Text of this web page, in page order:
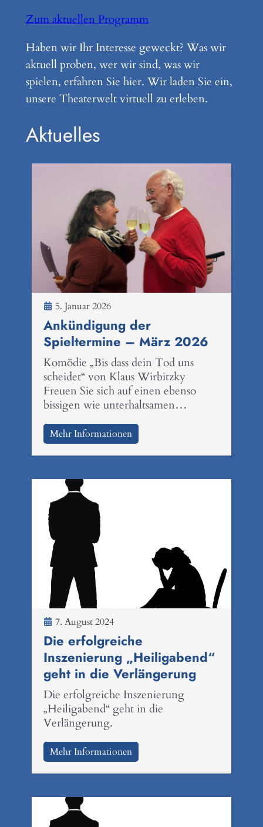
Zum aktuellen Programm
Haben wir Ihr Interesse geweckt? Was wir
aktuell proben, wer wir sind, was wir
spielen, erfahren Sie hier. Wir laden Sie ein,
unsere Theaterwelt virtuell zu erleben.
Aktuelles
5. Januar 2026
Ankündigung der
Spieltermine – März 2026
Komödie „Bis dass dein Tod uns
scheidet“ von Klaus Wirbitzky
Freuen Sie sich auf einen ebenso
bissigen wie unterhaltsamen…
Mehr Informationen
7. August 2024
Die erfolgreiche
Inszenierung „Heiligabend“
geht in die Verlängerung
Die erfolgreiche Inszenierung
„Heiligabend“ geht in die
Verlängerung.
Mehr Informationen